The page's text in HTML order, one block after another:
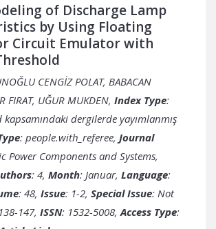
of Discharge Lamp
by Using Floating
Circuit Emulator with
CENGİZ POLAT, BABACAN
FIRAT, UĞUR MUKDEN, Index Type:
kapsamındaki dergilerde yayımlanmış
: people.with_referee, Journal
Power Components and Systems,
: 4, Month: Januar, Language:
: 48, Issue: 1-2, Special Issue: Not
147, ISSN: 1532-5008, Access Type: